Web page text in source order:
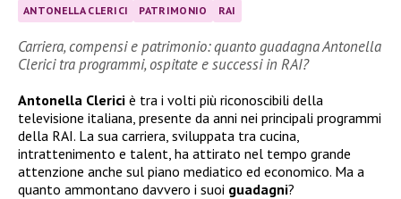
ANTONELLA CLERICI PATRIMONIO RAI
Carriera, compensi e patrimonio: quanto guadagna Antonella
Clerici tra programmi, ospitate e successi in RAI?
Antonella Clerici è tra i volti più riconoscibili della
televisione italiana, presente da anni nei principali programmi
della RAI. La sua carriera, sviluppata tra cucina,
intrattenimento e talent, ha attirato nel tempo grande
attenzione anche sul piano mediatico ed economico. Ma a
quanto ammontano davvero i suoi guadagni?